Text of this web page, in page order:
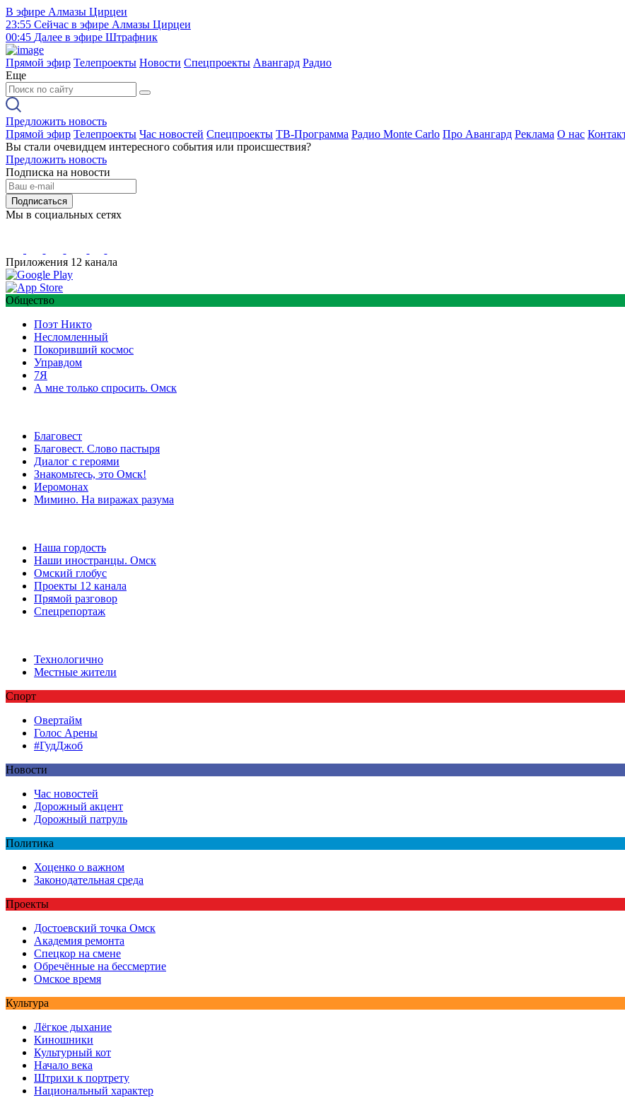
В эфире Алмазы Цирцеи
23:55 Сейчас в эфире Алмазы Цирцеи
00:45 Далее в эфире Штрафник
Прямой эфир Телепроекты Новости Спецпроекты Авангард Радио
Еще
Предложить новость
Прямой эфир Телепроекты Час новостей Спецпроекты ТВ-Программа Радио Monte Carlo Про Авангард Реклама О нас
Вы стали очевидцем интересного события или происшествия?
Предложить новость
Подписка на новости
Подписаться
Мы в социальных сетях
Приложения 12 канала
Общество
Поэт Никто
Несломленный
Покоривший космос
Управдом
7Я
А мне только спросить. Омск
Благовест
Благовест. Слово пастыря
Диалог с героями
Знакомьтесь, это Омск!
Иеромонах
Мимино. На виражах разума
Наша гордость
Наши иностранцы. Омск
Омский глобус
Проекты 12 канала
Прямой разговор
Спецрепортаж
Технологично
Местные жители
Спорт
Овертайм
Голос Арены
#ГудДжоб
Новости
Час новостей
Дорожный акцент
Дорожный патруль
Политика
Хоценко о важном
Законодательная среда
Проекты
Достоевский точка Омск
Академия ремонта
Спецкор на смене
Обречённые на бессмертие
Омское время
Культура
Лёгкое дыхание
Киношники
Культурный кот
Начало века
Штрихи к портрету
Национальный характер